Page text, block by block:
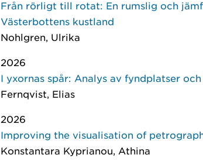
Från rörligt till rotat: En rumslig och
Västerbottens kustland
Nohlgren, Ulrika
2026
I yxornas spår: Analys av fyndplatser
Fernqvist, Elias
2026
Improving the visualisation of
Konstantara Kyprianou, Athina